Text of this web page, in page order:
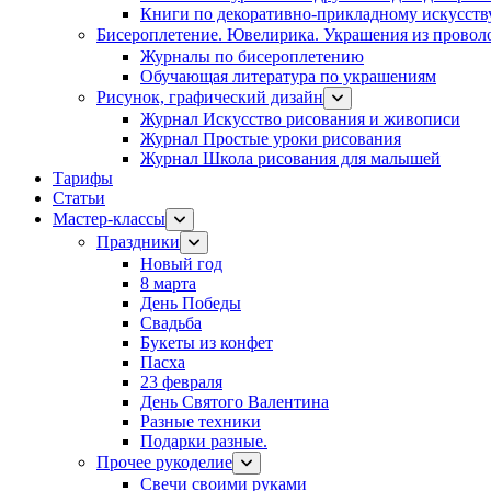
Книги по декоративно-прикладному
Бисероплетение. Ювелирика. Украшения из
Журналы по бисероплетению
Обучающая литература по украшениям
Рисунок, графический дизайн
Журнал Искусство рисования и живописи
Журнал Простые уроки рисования
Журнал Школа рисования для малышей
Тарифы
Статьи
Мастер-классы
Праздники
Новый год
8 марта
День Победы
Свадьба
Букеты из конфет
Пасха
23 февраля
День Святого Валентина
Разные техники
Подарки разные.
Прочее рукоделие
Свечи своими руками